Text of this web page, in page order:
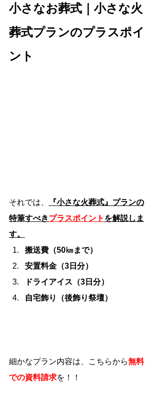
小さなお葬式｜小さな火
葬式プランのプラスポイ
ント
それでは、
『小さな火葬式』プランの
特筆すべきプラスポイント を解説しま
す。
搬送費（50㎞まで）
安置料金（3日分）
ドライアイス（3日分）
自宅飾り（後飾り祭壇）
細かなプラン内容は、こちらから無料
での資料請求を！！